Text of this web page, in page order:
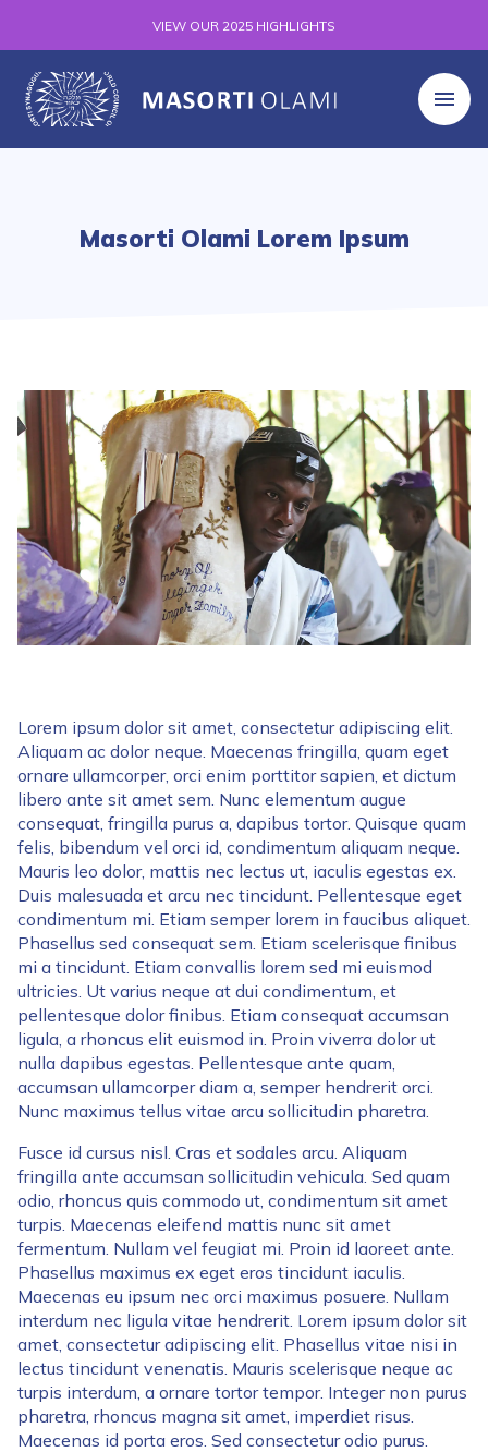
VIEW OUR 2025 HIGHLIGHTS
Masorti Olami Lorem Ipsum
Lorem ipsum dolor sit amet, consectetur adipiscing elit.
Aliquam ac dolor neque. Maecenas fringilla, quam eget
ornare ullamcorper, orci enim porttitor sapien, et dictum
libero ante sit amet sem. Nunc elementum augue
consequat, fringilla purus a, dapibus tortor. Quisque quam
felis, bibendum vel orci id, condimentum aliquam neque.
Mauris leo dolor, mattis nec lectus ut, iaculis egestas ex.
Duis malesuada et arcu nec tincidunt. Pellentesque eget
condimentum mi. Etiam semper lorem in faucibus aliquet.
Phasellus sed consequat sem. Etiam scelerisque finibus
mi a tincidunt. Etiam convallis lorem sed mi euismod
ultricies. Ut varius neque at dui condimentum, et
pellentesque dolor finibus. Etiam consequat accumsan
ligula, a rhoncus elit euismod in. Proin viverra dolor ut
nulla dapibus egestas. Pellentesque ante quam,
accumsan ullamcorper diam a, semper hendrerit orci.
Nunc maximus tellus vitae arcu sollicitudin pharetra.
Fusce id cursus nisl. Cras et sodales arcu. Aliquam
fringilla ante accumsan sollicitudin vehicula. Sed quam
odio, rhoncus quis commodo ut, condimentum sit amet
turpis. Maecenas eleifend mattis nunc sit amet
fermentum. Nullam vel feugiat mi. Proin id laoreet ante.
Phasellus maximus ex eget eros tincidunt iaculis.
Maecenas eu ipsum nec orci maximus posuere. Nullam
interdum nec ligula vitae hendrerit. Lorem ipsum dolor sit
amet, consectetur adipiscing elit. Phasellus vitae nisi in
lectus tincidunt venenatis. Mauris scelerisque neque ac
turpis interdum, a ornare tortor tempor. Integer non purus
pharetra, rhoncus magna sit amet, imperdiet risus.
Maecenas id porta eros. Sed consectetur odio purus.